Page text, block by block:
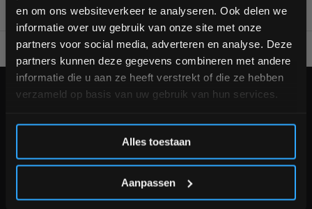
en om ons websiteverkeer te analyseren. Ook delen we
informatie over uw gebruik van onze site met onze
partners voor social media, adverteren en analyse. Deze
partners kunnen deze gegevens combineren met andere
informatie die u aan ze heeft verstrekt of die ze hebben
verzameld op basis van uw gebruik van hun services.
Alles toestaan
Aanpassen
Voor 95% direct uit voorraad geleverd Professionele
KLANTENSERVICE
+31 (0)24 645 1309
Schrijf je in voor onze nieuwsbrief om op de hoogte te
blijven over onze nieuwe producten, deals en meer
interessante info. Ontvang 5% korting op je eerstvolgende
aankoop! 😀
Inschrijven
*Verzendkosten vallen buiten de korting